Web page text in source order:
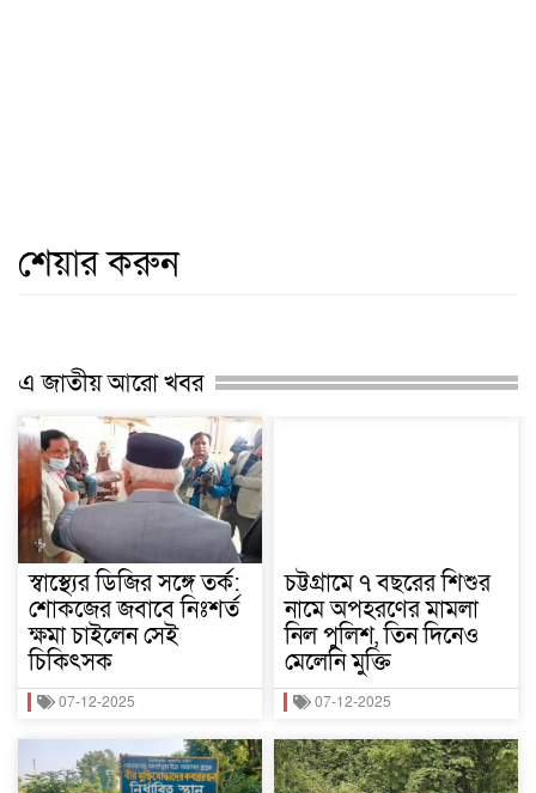
শেয়ার করুন
এ জাতীয় আরো খবর
স্বাস্থ্যের ডিজির সঙ্গে তর্ক:
শোকজের জবাবে নিঃশর্ত
ক্ষমা চাইলেন সেই
চিকিৎসক
07-12-2025
চট্টগ্রামে ৭ বছরের শিশুর
নামে অপহরণের মামলা
নিল পুলিশ, তিন দিনেও
মেলেনি মুক্তি
07-12-2025